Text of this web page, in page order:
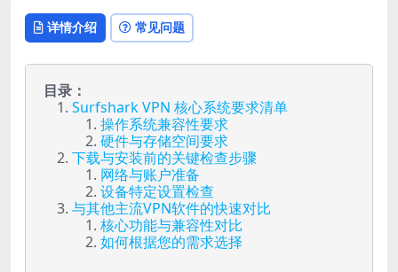
详情介绍 常见问题
目录：
Surfshark VPN 核心系统要求清单
操作系统兼容性要求
硬件与存储空间要求
下载与安装前的关键检查步骤
网络与账户准备
设备特定设置检查
与其他主流VPN软件的快速对比
核心功能与兼容性对比
如何根据您的需求选择